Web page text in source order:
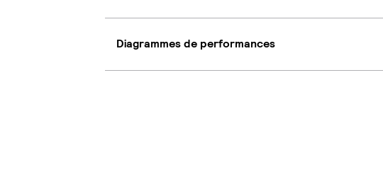
Diagrammes de performances